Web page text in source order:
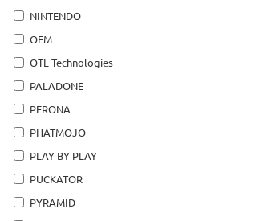
NINTENDO
OEM
OTL Technologies
PALADONE
PERONA
PHATMOJO
PLAY BY PLAY
PUCKATOR
PYRAMID